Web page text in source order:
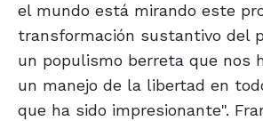
el mundo está mirando este
transformación sustantivo del
un populismo berreta que nos
un manejo de la libertad en
que ha sido impresionante".